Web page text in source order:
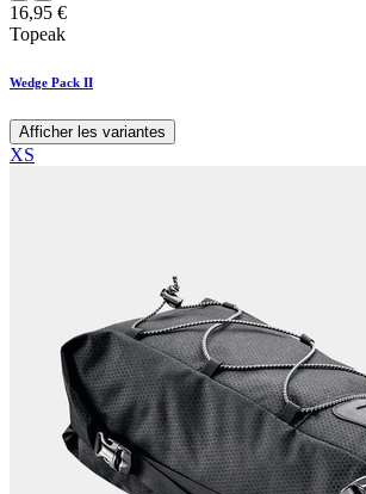
16,95 €
Topeak
Wedge Pack II
Afficher les variantes
XS